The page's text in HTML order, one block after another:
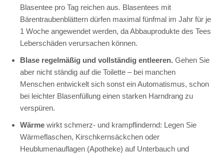
Blasentee pro Tag reichen aus. Blasentees mit
Bärentraubenblättern dürfen maximal fünfmal im Jahr für je
1 Woche angewendet werden, da Abbauprodukte des Tees
Leberschäden verursachen können.
Blase regelmäßig und vollständig entleeren. Gehen Sie
aber nicht ständig auf die Toilette – bei manchen
Menschen entwickelt sich sonst ein Automatismus, schon
bei leichter Blasenfüllung einen starken Harndrang zu
verspüren.
Wärme wirkt schmerz- und krampflindernd: Legen Sie
Wärmeflaschen, Kirschkernsäckchen oder
Heublumenauflagen (Apotheke) auf Unterbauch und